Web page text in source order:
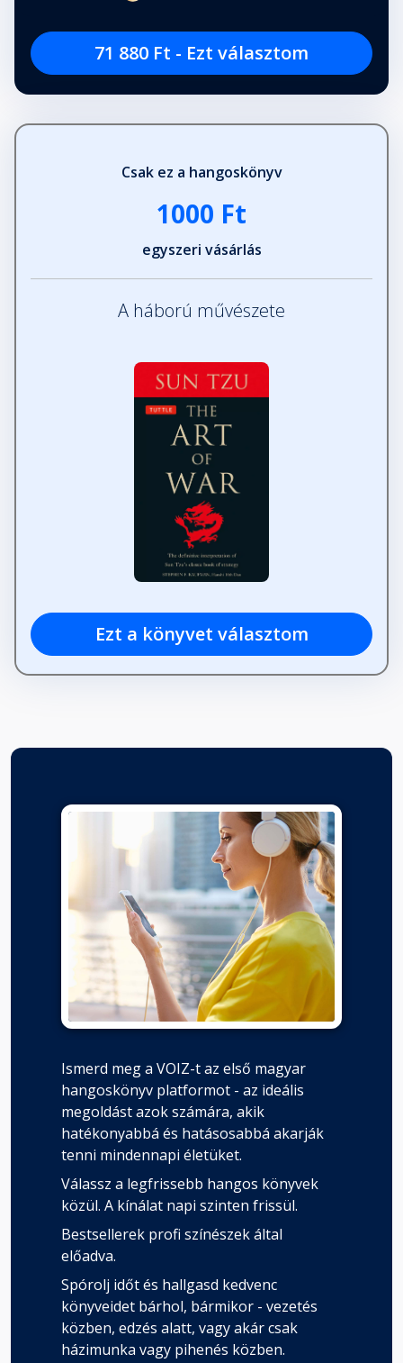
71 880 Ft - Ezt választom
Csak ez a hangoskönyv
1000 Ft
egyszeri vásárlás
A háború művészete
Ezt a könyvet választom
Ismerd meg a VOIZ-t az első magyar
hangoskönyv platformot - az ideális
megoldást azok számára, akik
hatékonyabbá és hatásosabbá akarják
tenni mindennapi életüket.
Válassz a legfrissebb hangos könyvek
közül. A kínálat napi szinten frissül.
Bestsellerek profi színészek által
előadva.
Spórolj időt és hallgasd kedvenc
könyveidet bárhol, bármikor - vezetés
közben, edzés alatt, vagy akár csak
házimunka vagy pihenés közben.